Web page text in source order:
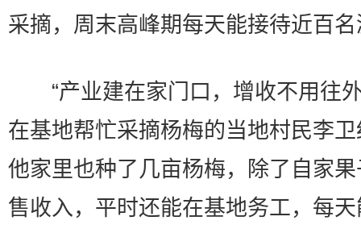
采摘，周末高峰期每天能接待近百
“产业建在家门口，增收不用往外
在基地帮忙采摘杨梅的当地村民李
他家里也种了几亩杨梅，除了自家
售收入，平时还能在基地务工，每